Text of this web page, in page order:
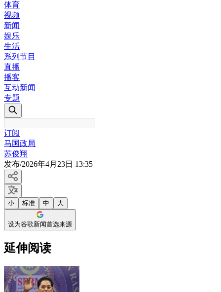
体育
视频
新闻
娱乐
生活
系列节目
直播
播客
互动新闻
专题
订阅
马国政局
苏俊翔
发布/2026年4月23日 13:35
小 标准 中 大
设为谷歌新闻首选来源
延伸阅读